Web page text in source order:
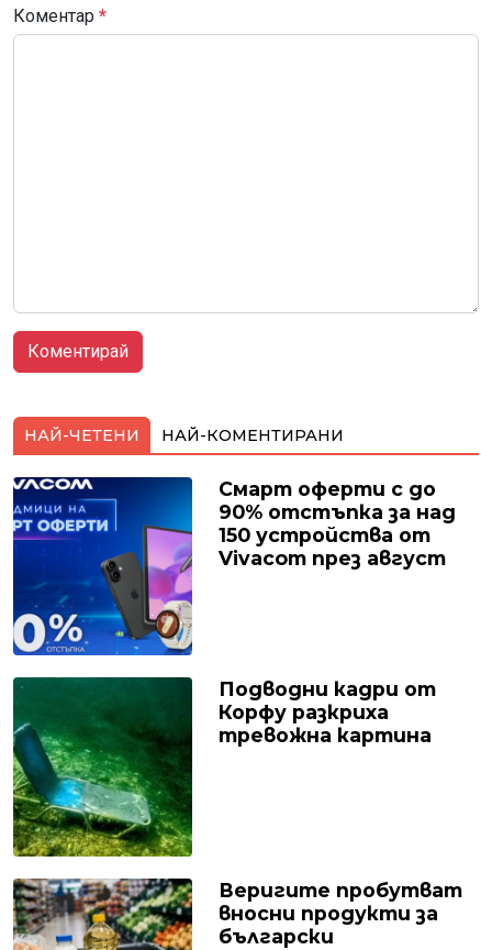
Коментар *
НАЙ-ЧЕТЕНИ НАЙ-КОМЕНТИРАНИ
Смарт оферти с до
90% отстъпка за над
150 устройства от
Vivacom през август
Подводни кадри от
Корфу разкриха
тревожна картина
Веригите пробутват
вносни продукти за
български